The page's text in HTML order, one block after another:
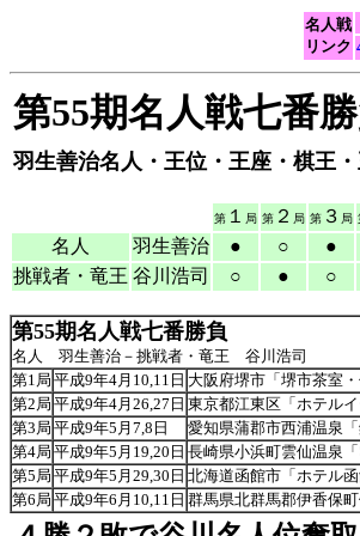
名人戦
リンク
第55期名人戦七番
羽生善治名人・王位・王座・棋王
第 １ 局 第 ２ 局 第 ３ 局
名人 羽生善治 ● ○ ●
挑戦者・竜王 谷川浩司 ○ ● ○
第55期名人戦七番勝負
名人 羽生善治－挑戦者・竜王 谷川浩司
第1局 平成9年4月10,11日 大阪府堺市「堺市茶室・
第2局 平成9年4月26,27日 東京都江東区「ホテルイ
第3局 平成9年5月7,8日 愛知県蒲郡市西浦温泉「
第4局 平成9年5月19,20日 長崎県小浜町雲仙温泉「
第5局 平成9年5月29,30日 北海道函館市「ホテル函
第6局 平成9年6月10,11日 群馬県北群馬郡伊香保町